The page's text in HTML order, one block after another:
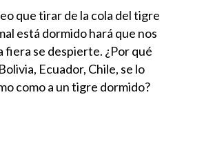
que tirar de la cola del tigre
está dormido hará que nos
fiera se despierte. ¿Por qué
Ecuador, Chile, se lo
como a un tigre dormido?